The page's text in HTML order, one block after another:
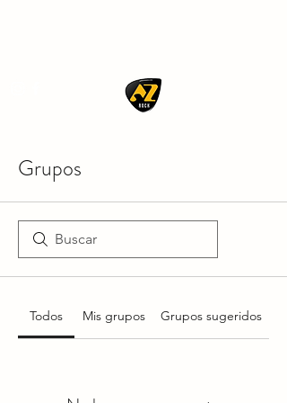
Grupos
Todos Mis grupos Grupos sugeridos